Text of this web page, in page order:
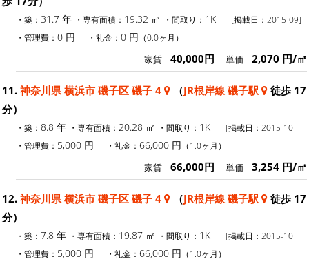
・築： 31.7 年 ・専有面積： 19.32 ㎡ ・間取り： 1K
[掲載日：2015-09]
・管理費： 0 円 ・礼金： 0 円 （0.0ヶ月）
家賃 40,000円 単価 2,070 円/㎡
11. 神奈川県 横浜市 磯子区 磯子 4 （JR根岸線 磯子駅
徒歩 17
分）
・築： 8.8 年 ・専有面積： 20.28 ㎡ ・間取り： 1K
[掲載日：2015-10]
・管理費： 5,000 円 ・礼金： 66,000 円 （1.0ヶ月）
家賃 66,000円 単価 3,254 円/㎡
12. 神奈川県 横浜市 磯子区 磯子 4 （JR根岸線 磯子駅
徒歩 17
分）
・築： 7.8 年 ・専有面積： 19.87 ㎡ ・間取り： 1K
[掲載日：2015-10]
・管理費： 5,000 円 ・礼金： 66,000 円 （1.0ヶ月）